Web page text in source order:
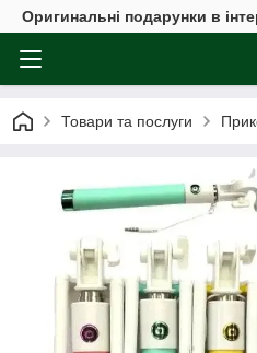
Оригинальні подарунки в
Товари та послуги